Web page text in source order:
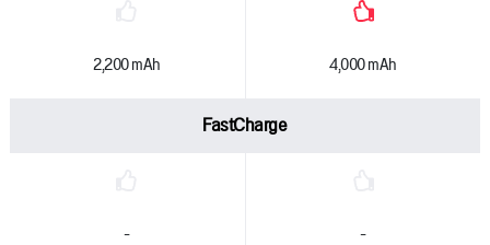
2,200 mAh 4,000 mAh
FastCharge
- -